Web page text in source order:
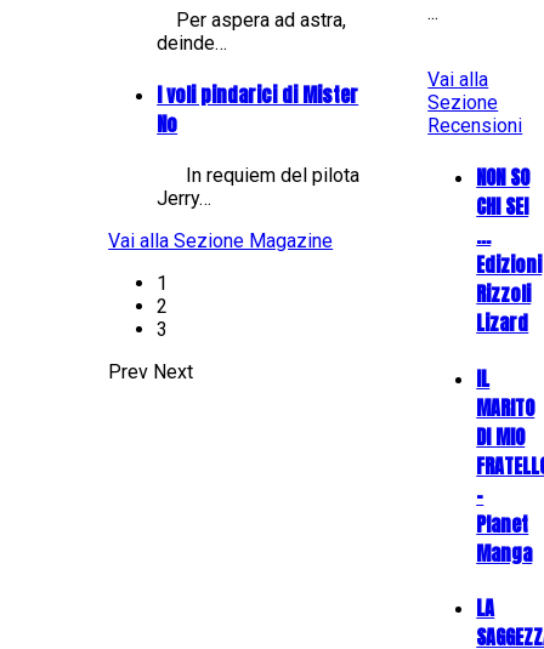
Per aspera ad astra,
deinde…
I voli pindarici di Mister
No
In requiem del pilota
Jerry…
Vai alla Sezione Magazine
1
2
3
Prev Next
...
Vai alla
Sezione
Recensioni
NON SO
CHI SEI
...
Edizioni
Rizzoli
Lizard
IL
MARITO
DI MIO
-
Planet
Manga
LA